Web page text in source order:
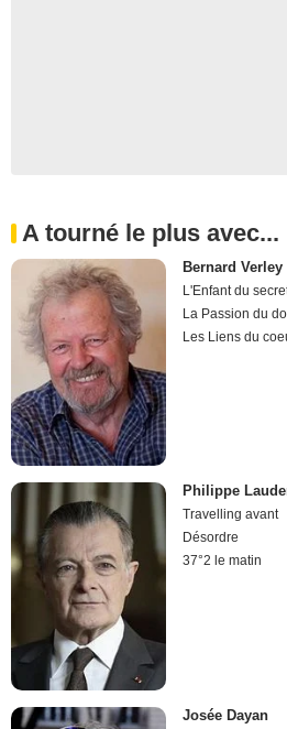
A tourné le plus avec...
Bernard Verley
L'Enfant du
La Passion du
Les Liens du
Philippe
Travelling avant
Désordre
37°2 le matin
Josée Dayan